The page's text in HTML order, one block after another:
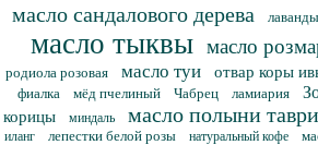
масло сандалового дерева
масло тыквы масло
родиола розовая масло туи отвар коры
фиалка мёд пчелиный Чабрец ламиария
корицы
миндаль масло полыни
иланг
лепестки белой розы натуральный кофе